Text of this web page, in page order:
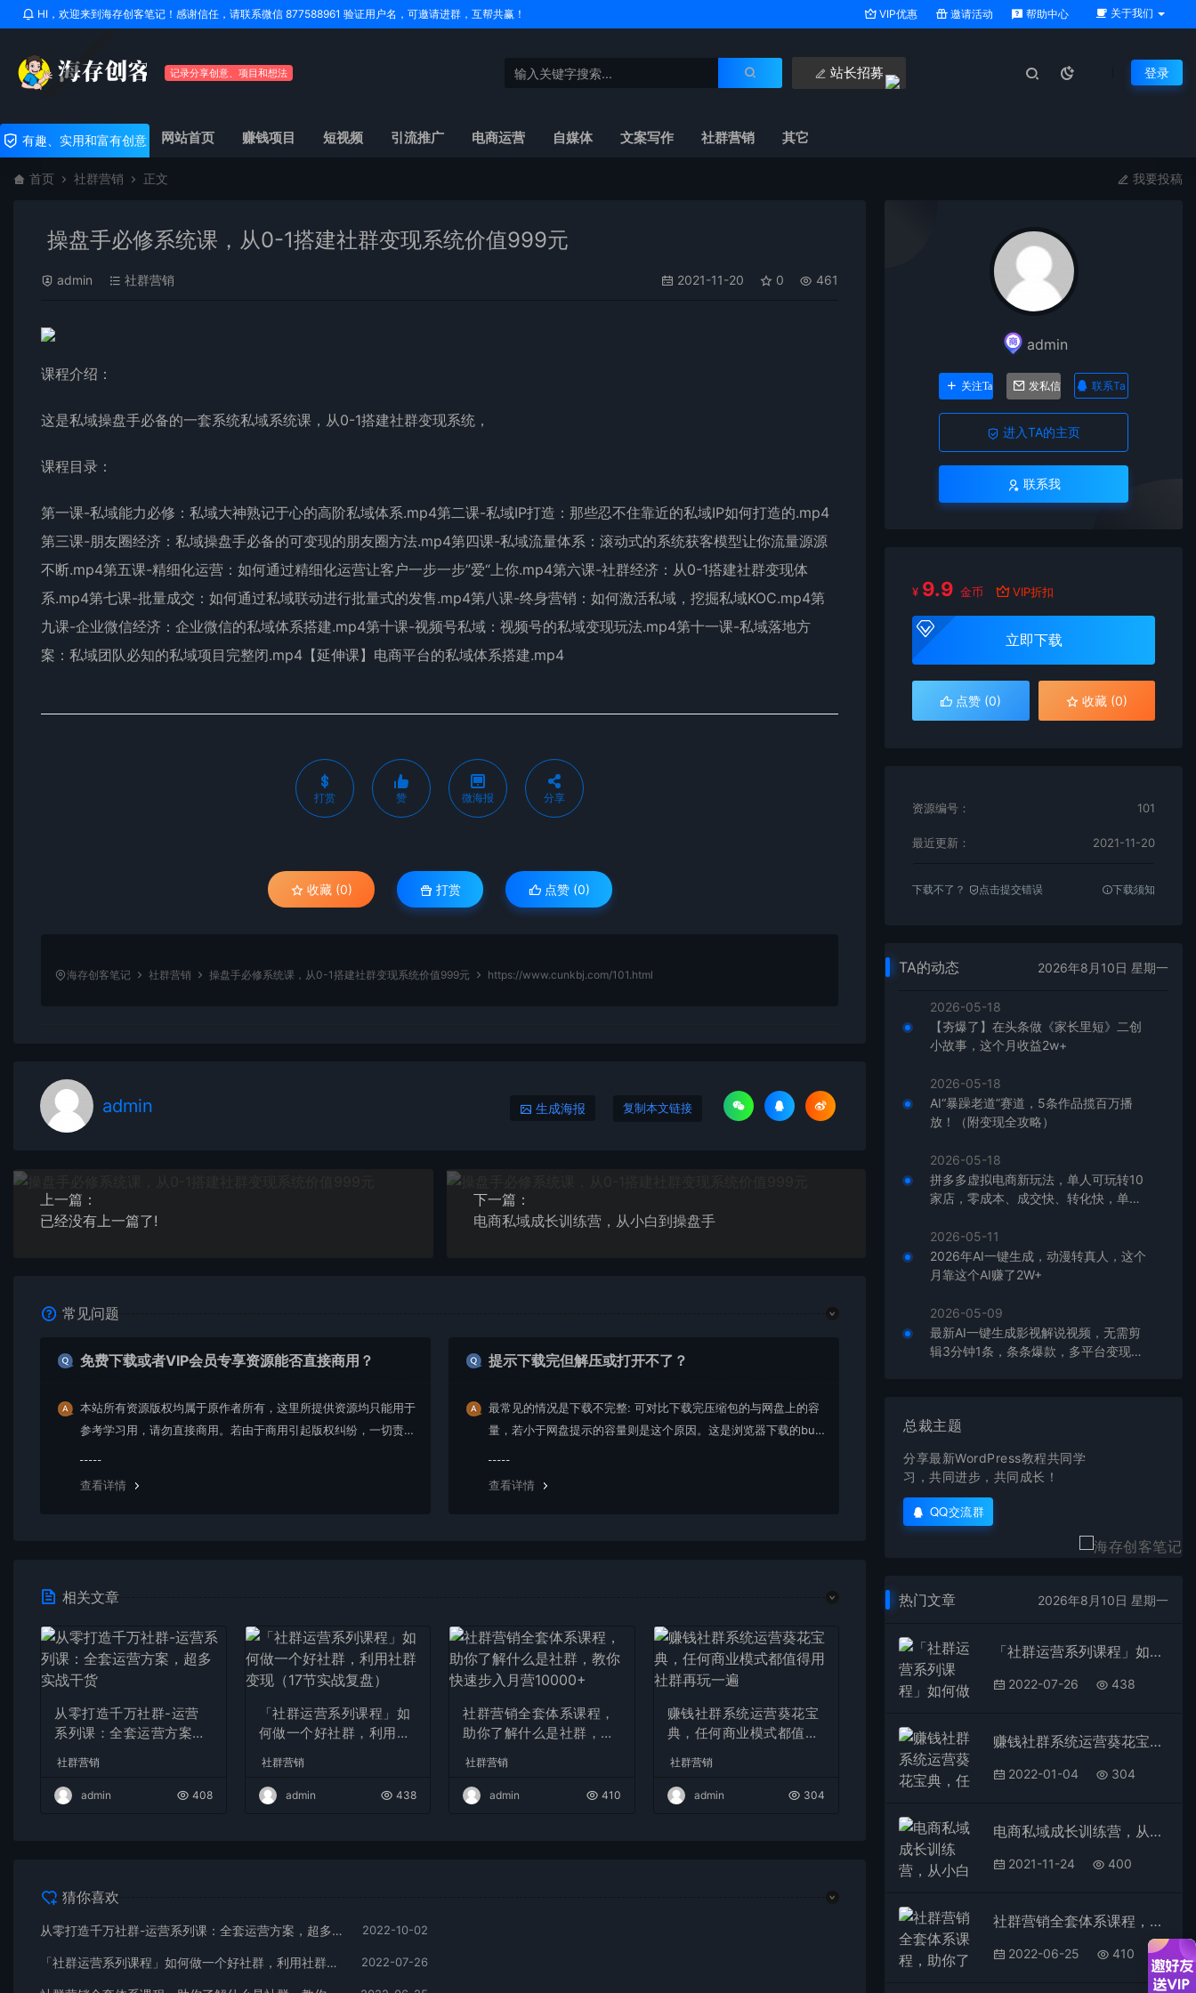
HI，欢迎来到海存创客笔记！感谢信任，请联系微信 877588961 验证用户名，可邀请进群，互帮共赢！ VIP优惠 邀请活动 帮助中心 关于我们
记录分享创意、项目和想法 站长招募 登录
有趣、实用和富有创意 网站首页 赚钱项目 短视频 引流推广 电商运营 自媒体 文案写作 社群营销 其它
首页 社群营销 正文 我要投稿
操盘手必修系统课，从0-1搭建社群变现系统价值999元
admin 社群营销 2021-11-20 0 461
课程介绍：
这是私域操盘手必备的一套系统私域系统课，从0-1搭建社群变现系统，
课程目录：
第一课-私域能力必修：私域大神熟记于心的高阶私域体系.mp4第二课-私域IP打造：那些忍不住靠近的私域IP如何打造的.mp4
第三课-朋友圈经济：私域操盘手必备的可变现的朋友圈方法.mp4第四课-私域流量体系：滚动式的系统获客模型让你流量源源
不断.mp4第五课-精细化运营：如何通过精细化运营让客户一步一步”爱“上你.mp4第六课-社群经济：从0-1搭建社群变现体
系.mp4第七课-批量成交：如何通过私域联动进行批量式的发售.mp4第八课-终身营销：如何激活私域，挖掘私域KOC.mp4第
九课-企业微信经济：企业微信的私域体系搭建.mp4第十课-视频号私域：视频号的私域变现玩法.mp4第十一课-私域落地方
案：私域团队必知的私域项目完整闭.mp4【延伸课】电商平台的私域体系搭建.mp4
打赏 赞 微海报 分享
收藏 (0) 打赏 点赞 (0)
海存创客笔记 社群营销 操盘手必修系统课，从0-1搭建社群变现系统价值999元 https://www.cunkbj.com/101.html
admin 生成海报 复制本文链接
上一篇：
已经没有上一篇了!
下一篇：
电商私域成长训练营，从小白到操盘手
常见问题
免费下载或者VIP会员专享资源能否直接商用？
本站所有资源版权均属于原作者所有，这里所提供资源均只能用于
参考学习用，请勿直接商用。若由于商用引起版权纠纷，一切责任
查看详情
提示下载完但解压或打开不了？
最常见的情况是下载不完整: 可对比下载完压缩包的与网盘上的容
量，若小于网盘提示的容量则是这个原因。这是浏览器下载的bu
查看详情
相关文章
从零打造千万社群-运营
系列课：全套运营方案，
社群营销
admin 408
「社群运营系列课程」如
何做一个好社群，利用社
社群营销
admin 438
社群营销全套体系课程，
助你了解什么是社群，教
社群营销
admin 410
赚钱社群系统运营葵花宝
典，任何商业模式都值得
社群营销
admin 304
猜你喜欢
从零打造千万社群-运营系列课：全套运营方案，超多实战干货 2022-10-02
「社群运营系列课程」如何做一个好社群，利用社群变现（17节实战复盘） 2022-07-26
admin
关注Ta 发私信 联系Ta
进入TA的主页
联系我
¥ 9.9 金币 VIP折扣
立即下载
点赞 (0) 收藏 (0)
资源编号： 101
最近更新： 2021-11-20
下载不了？ 点击提交错误 下载须知
TA的动态 2026年8月10日 星期一
2026-05-18
【夯爆了】在头条做《家长里短》二创
小故事，这个月收益2w+
2026-05-18
AI“暴躁老道”赛道，5条作品揽百万播
放！（附变现全攻略）
2026-05-18
拼多多虚拟电商新玩法，单人可玩转10
家店，零成本、成交快、转化快，单店
2026-05-11
2026年AI一键生成，动漫转真人，这个
月靠这个AI赚了2W+
2026-05-09
最新AI一键生成影视解说视频，无需剪
辑3分钟1条，条条爆款，多平台变现日
总裁主题
分享最新WordPress教程共同学
习，共同进步，共同成长！
QQ交流群
热门文章 2026年8月10日 星期一
「社群运营系列课程」如何做一个好社群，利用社群变现（17节实战复盘）
2022-07-26 438
赚钱社群系统运营葵花宝典，任何商业模式都值得用社群再玩一遍
2022-01-04 304
电商私域成长训练营，从小白到操盘手
2021-11-24 400
社群营销全套体系课程，助你了解什么是社群，教你快速步入月营10000+
2022-06-25 410